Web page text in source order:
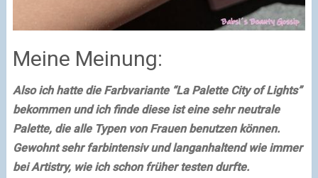
Meine Meinung:
Also ich hatte die Farbvariante “La Palette City of Lights”
bekommen und ich finde diese ist eine sehr neutrale
Palette, die alle Typen von Frauen benutzen können.
Gewohnt sehr farbintensiv und langanhaltend wie immer
bei Artistry, wie ich schon früher testen durfte.